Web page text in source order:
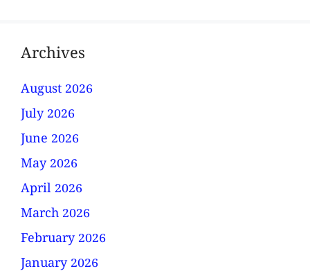
Archives
August 2026
July 2026
June 2026
May 2026
April 2026
March 2026
February 2026
January 2026